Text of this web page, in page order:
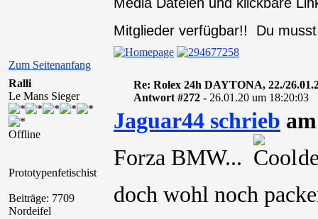
Zum Seitenanfang
Mitglieder verfügbar!! Du
Ralli
Le Mans Sieger
Offline
Prototypenfetischist
Beiträge: 7709
Nordeifel
Re: Rolex 24h DAYTONA, 22./
Antwort #272 - 26.01.20 um 18:20:03
Jaguar44 schrieb
Forza BMW...
doch wohl noch